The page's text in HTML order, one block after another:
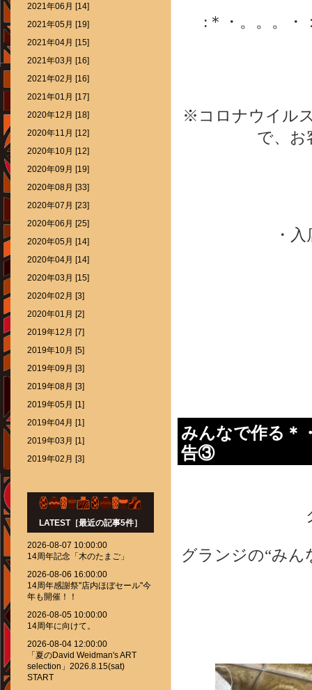
:＊・。。。・
※コロナウイル
で、お
・
みんなで作る＊
告③
グランジの“み
2021年06月 [14]
2021年05月 [19]
2021年04月 [15]
2021年03月 [16]
2021年02月 [16]
2021年01月 [17]
2020年12月 [18]
2020年11月 [12]
2020年10月 [12]
2020年09月 [19]
2020年08月 [33]
2020年07月 [23]
2020年06月 [25]
2020年05月 [14]
2020年04月 [14]
2020年03月 [15]
2020年02月 [3]
2020年01月 [2]
2019年12月 [7]
2019年10月 [5]
2019年09月 [3]
2019年08月 [3]
2019年05月 [1]
2019年04月 [1]
2019年03月 [1]
2019年02月 [3]
LATEST［最近の記事5件］
2026-08-07 10:00:00
14周年記念「木のたまご」
2026-08-06 16:00:00
14周年感謝祭''店内ほぼセール''今
年も開催！！
2026-08-05 10:00:00
14周年に向けて。
2026-08-04 12:00:00
「夏のDavid Weidman's ART
selection」2026.8.15(sat)
START